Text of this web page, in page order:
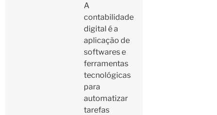
A
contabilidade
digital é a
aplicação de
softwares e
ferramentas
tecnológicas
para
automatizar
tarefas